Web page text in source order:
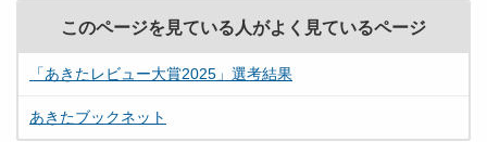
このページを見ている人がよく見ているページ
「あきたレビュー大賞2025」選考結果
あきたブックネット